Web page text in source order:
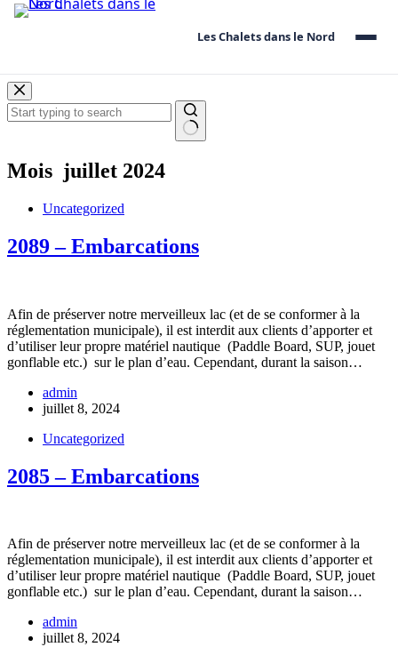
Les Chalets dans le Nord
Les
Chalets
dans
Skip
to
content
results
Mois juillet 2024
Uncategorized
2089 – Embarcations
Afin de préserver notre merveilleux lac (et de se conformer à la
réglementation municipale), il est interdit aux clients d’apporter et
d’utiliser leur propre matériel nautique (Paddle Board, SUP, jouet
gonflable etc.) sur le plan d’eau. Cependant, durant la saison…
admin
juillet 8, 2024
Uncategorized
2085 – Embarcations
Afin de préserver notre merveilleux lac (et de se conformer à la
réglementation municipale), il est interdit aux clients d’apporter et
d’utiliser leur propre matériel nautique (Paddle Board, SUP, jouet
gonflable etc.) sur le plan d’eau. Cependant, durant la saison…
admin
juillet 8, 2024